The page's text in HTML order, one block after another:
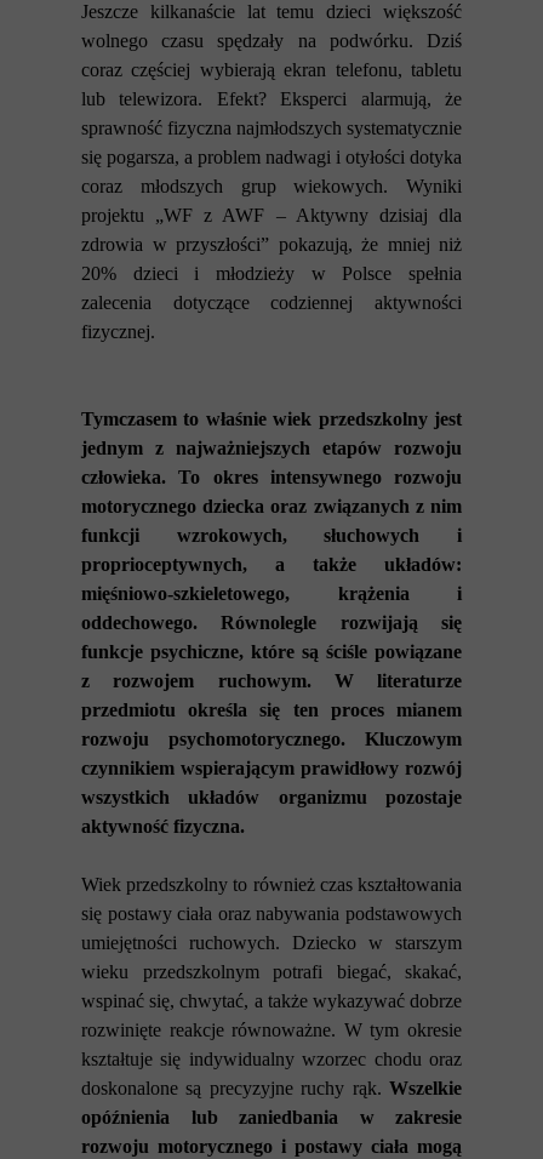
Jeszcze kilkanaście lat temu dzieci większość
wolnego czasu spędzały na podwórku. Dziś
coraz częściej wybierają ekran telefonu, tabletu
lub telewizora. Efekt? Eksperci alarmują, że
sprawność fizyczna najmłodszych systematycznie
się pogarsza, a problem nadwagi i otyłości dotyka
coraz młodszych grup wiekowych. Wyniki
projektu „WF z AWF – Aktywny dzisiaj dla
zdrowia w przyszłości” pokazują, że mniej niż
20% dzieci i młodzieży w Polsce spełnia
zalecenia dotyczące codziennej aktywności
fizycznej.
Tymczasem to właśnie wiek przedszkolny jest
jednym z najważniejszych etapów rozwoju
człowieka. To okres intensywnego rozwoju
motorycznego dziecka oraz związanych z nim
funkcji wzrokowych, słuchowych i
proprioceptywnych, a także układów:
mięśniowo-szkieletowego, krążenia i
oddechowego. Równolegle rozwijają się
funkcje psychiczne, które są ściśle powiązane
z rozwojem ruchowym. W literaturze
przedmiotu określa się ten proces mianem
rozwoju psychomotorycznego.
Kluczowym
czynnikiem wspierającym prawidłowy rozwój
wszystkich układów organizmu pozostaje
aktywność fizyczna.
Wiek przedszkolny to również czas kształtowania
się postawy ciała oraz nabywania podstawowych
umiejętności ruchowych. Dziecko w starszym
wieku przedszkolnym potrafi biegać, skakać,
wspinać się, chwytać, a także wykazywać dobrze
rozwinięte reakcje równoważne. W tym okresie
kształtuje się indywidualny wzorzec chodu oraz
doskonalone są precyzyjne ruchy rąk. Wszelkie
opóźnienia lub zaniedbania w zakresie
rozwoju motorycznego i postawy ciała mogą